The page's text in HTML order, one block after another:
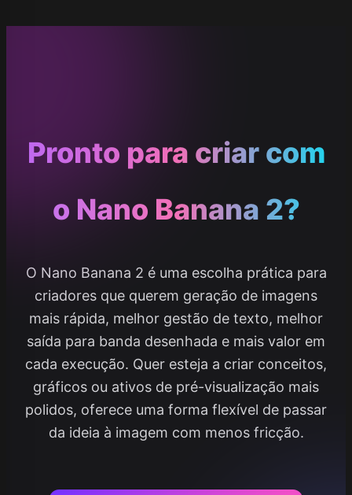
Pronto para criar com
o Nano Banana 2?
O Nano Banana 2 é uma escolha prática para
criadores que querem geração de imagens
mais rápida, melhor gestão de texto, melhor
saída para banda desenhada e mais valor em
cada execução. Quer esteja a criar conceitos,
gráficos ou ativos de pré-visualização mais
polidos, oferece uma forma flexível de passar
da ideia à imagem com menos fricção.